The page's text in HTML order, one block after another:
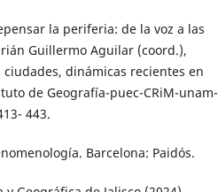
la periferia: de la voz a las
Guillermo Aguilar (coord.),
dinámicas recientes en
de Geografía-puec-CRiM-unam-
443.
Barcelona: Paidós.